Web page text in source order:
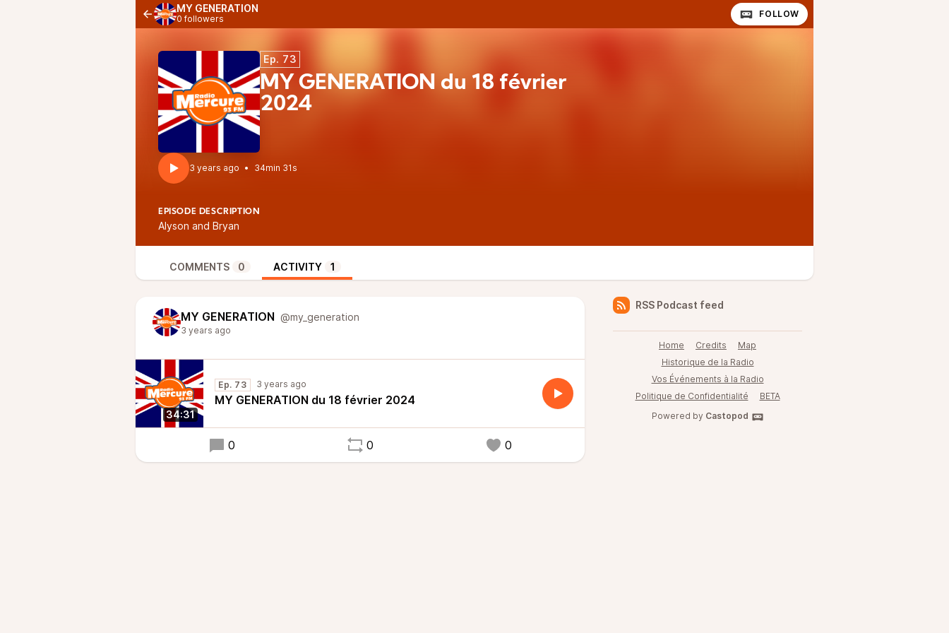
MY GENERATION
0 followers FOLLOW
Ep. 73
MY GENERATION du 18 février
2024
3 years ago • 34min 31s
EPISODE DESCRIPTION
Alyson and Bryan
COMMENTS 0 ACTIVITY 1
MY GENERATION @my_generation
3 years ago
34:31
Ep. 73 3 years ago
MY GENERATION du 18 février 2024
0 0 0
RSS Podcast feed
Home Credits
Map
Historique de la Radio
Vos Événements à la Radio
Politique de Confidentialité
BETA
Powered by Castopod